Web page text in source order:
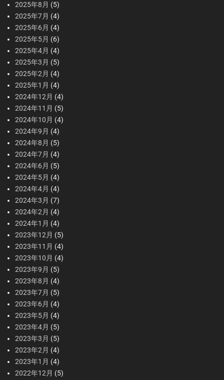
2025年8月 (5)
2025年7月 (4)
2025年6月 (4)
2025年5月 (6)
2025年4月 (4)
2025年3月 (5)
2025年2月 (4)
2025年1月 (4)
2024年12月 (4)
2024年11月 (5)
2024年10月 (4)
2024年9月 (4)
2024年8月 (5)
2024年7月 (4)
2024年6月 (5)
2024年5月 (4)
2024年4月 (4)
2024年3月 (7)
2024年2月 (4)
2024年1月 (4)
2023年12月 (5)
2023年11月 (4)
2023年10月 (4)
2023年9月 (5)
2023年8月 (4)
2023年7月 (5)
2023年6月 (4)
2023年5月 (4)
2023年4月 (5)
2023年3月 (5)
2023年2月 (4)
2023年1月 (4)
2022年12月 (5)